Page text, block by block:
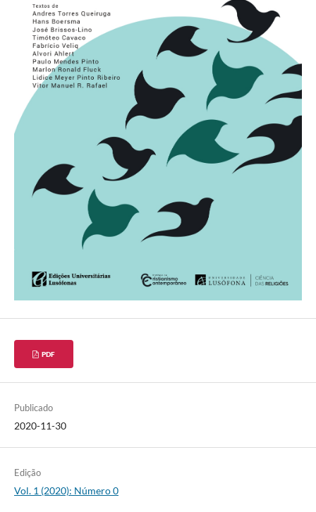
PDF
Publicado
2020-11-30
Edição
Vol. 1 (2020): Número 0